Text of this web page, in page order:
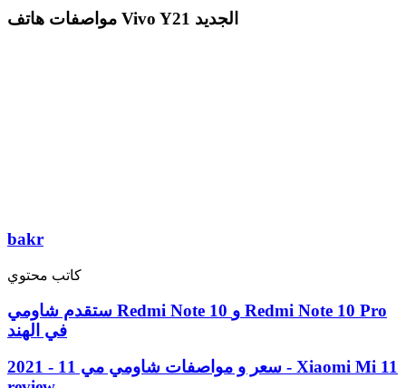
مواصفات هاتف Vivo Y21 الجديد
bakr
كاتب محتوي
ستقدم شاومي Redmi Note 10 و Redmi Note 10 Pro
في الهند
سعر و مواصفات شاومي مي 11 - 2021 - Xiaomi Mi 11